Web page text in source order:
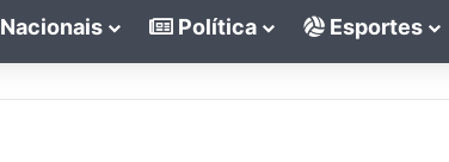
Nacionais Política Esportes